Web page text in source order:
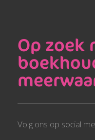
Op zoek
Volg ons op social